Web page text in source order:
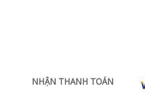
NHẬN THANH TOÁN